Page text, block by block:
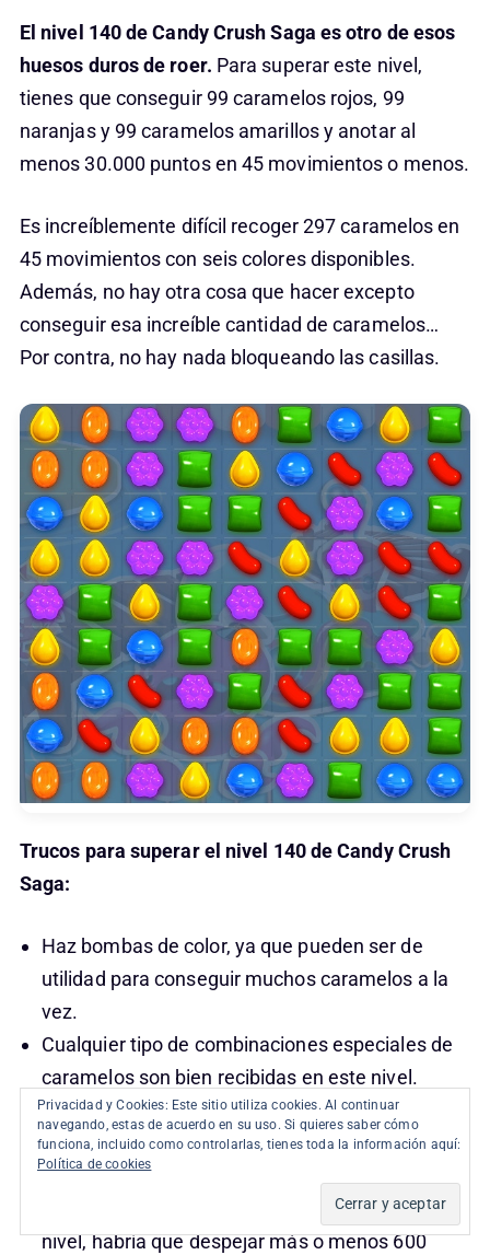
El nivel 140 de Candy Crush Saga es otro de esos
huesos duros de roer. Para superar este nivel,
tienes que conseguir 99 caramelos rojos, 99
naranjas y 99 caramelos amarillos y anotar al
menos 30.000 puntos en 45 movimientos o menos.
Es increíblemente difícil recoger 297 caramelos en
45 movimientos con seis colores disponibles.
Además, no hay otra cosa que hacer excepto
conseguir esa increíble cantidad de caramelos…
Por contra, no hay nada bloqueando las casillas.
Trucos para superar el nivel 140 de Candy Crush
Saga:
Haz bombas de color, ya que pueden ser de
utilidad para conseguir muchos caramelos a la
vez.
Cualquier tipo de combinaciones especiales de
caramelos son bien recibidas en este nivel.
hay que intentar realizar grandes cascadas de
caramelos, para conseguir la mayor cantidad de
caramelos posibles.
Para aumentar las posibilidades de pasar el
nivel, habría que despejar más o menos 600
Privacidad y Cookies: Este sitio utiliza cookies. Al continuar
navegando, estas de acuerdo en su uso. Si quieres saber cómo
funciona, incluido como controlarlas, tienes toda la información aquí:
Política de cookies